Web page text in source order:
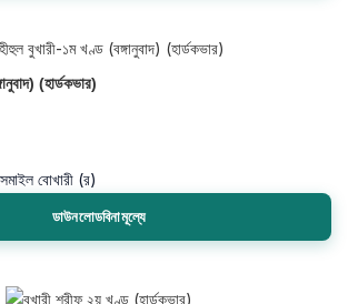
(হার্ডকভার)
বোখারী (র)
ডাউনলোডবিনামূল্যে